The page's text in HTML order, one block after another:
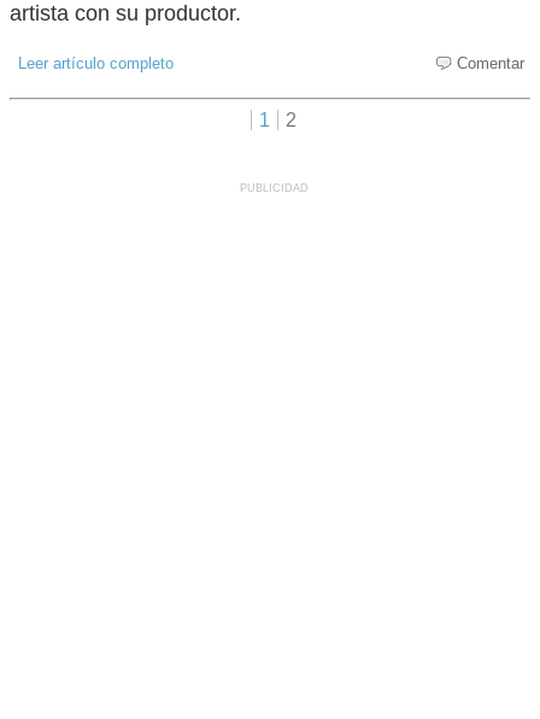
artista con su productor.
Leer artículo completo Comentar
1 2
PUBLICIDAD